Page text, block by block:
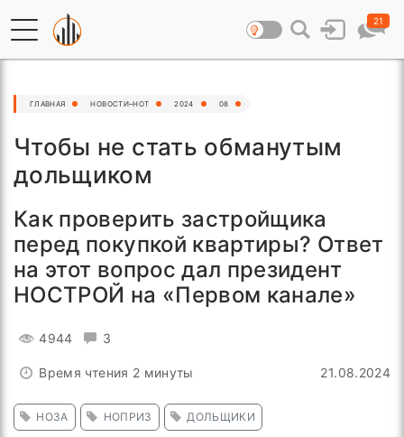
21
ГЛАВНАЯ НОВОСТИ–HOT 2024 08
Чтобы не стать обманутым
дольщиком
Как проверить застройщика
перед покупкой квартиры? Ответ
на этот вопрос дал президент
НОСТРОЙ на «Первом канале»
4944 3
Время чтения 2 минуты 21.08.2024
НОЗА НОПРИЗ ДОЛЬЩИКИ